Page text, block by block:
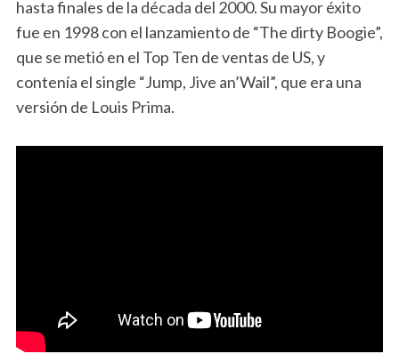
hasta finales de la década del 2000. Su mayor éxito
fue en 1998 con el lanzamiento de “The dirty Boogie”,
que se metió en el Top Ten de ventas de US, y
contenía el single “Jump, Jive an’Wail”, que era una
versión de Louis Prima.